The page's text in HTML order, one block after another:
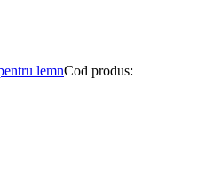
lemnCod produs: